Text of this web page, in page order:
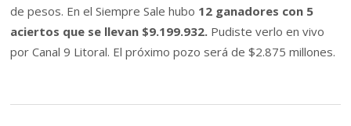
de pesos. En el Siempre Sale hubo 12 ganadores con 5
aciertos que se llevan $9.199.932. Pudiste verlo en vivo
por Canal 9 Litoral. El próximo pozo será de $2.875 millones.